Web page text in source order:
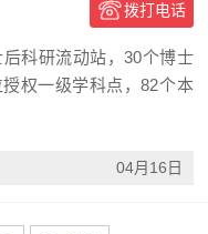
拨打电话
科研流动站，30个博士
权一级学科点，82个本
04月16日